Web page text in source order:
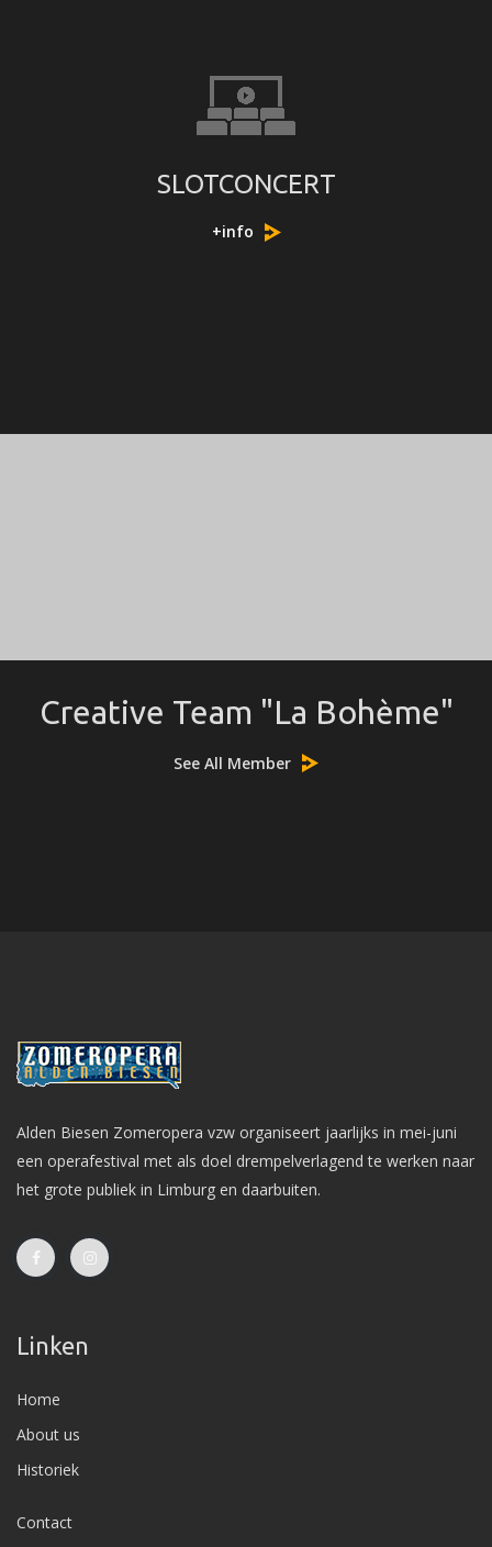
SLOTCONCERT
+info
Creative Team "La Bohème"
See All Member
Alden Biesen Zomeropera vzw organiseert jaarlijks in mei-juni
een operafestival met als doel drempelverlagend te werken naar
het grote publiek in Limburg en daarbuiten.
Linken
Home
About us
Historiek
Contact